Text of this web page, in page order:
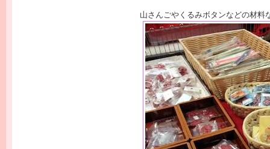
山さんごやくるみボタンなどの材料